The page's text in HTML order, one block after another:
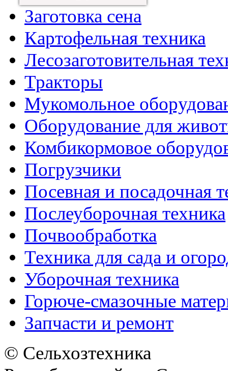
Заготовка сена
Картофельная техника
Лесозаготовительная
Тракторы
Мукомольное
Оборудование для
Комбикормовое
Погрузчики
Посевная и посадочная
Послеуборочная техника
Почвообработка
Техника для сада и
Уборочная техника
Горюче-смазочные
Запчасти и ремонт
© Сельхозтехника